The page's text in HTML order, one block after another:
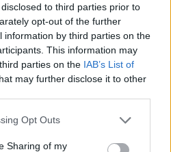
to third parties prior to
opt-out of the further
information by third parties on the
This information may
parties on the IAB’s List of
may further disclose it to other
app uses one or more Google
behaviour. You may click to
Opt Outs
Sharing of my